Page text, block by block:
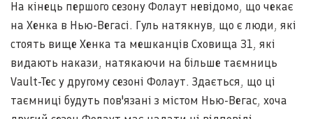
На кінець першого сезону Фолаут невідомо, що чекає
на Хенка в Нью-Вегасі. Гуль натякнув, що є люди, які
стоять вище Хенка та мешканців Сховища 31, які
видають накази, натякаючи на більше таємниць
Vault-Tec у другому сезоні Фолаут. Здається, що ці
таємниці будуть пов'язані з містом Нью-Вегас, хоча